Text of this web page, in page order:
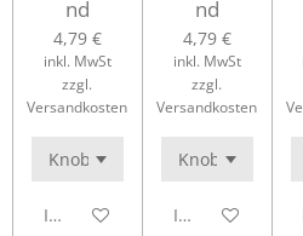
nd
4,79 €
inkl. MwSt
zzgl.
Versandkosten
In den Warenkorb
nd
4,79 €
inkl. MwSt
zzgl.
Versandkosten
In den